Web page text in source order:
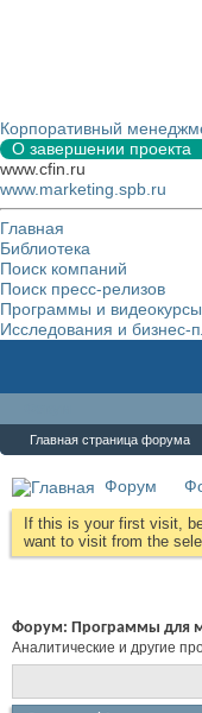
Корпоративный
О завершении проекта
www.cfin.ru
www.marketing.spb.ru
Главная
Библиотека
Поиск компаний
Поиск пресс-релизов
Программы и видеокурсы
Исследования и бизнес-
Главная страница форума
Форум
If this is your first visit,
want to visit from the
Форум: Программы для
Аналитические и другие